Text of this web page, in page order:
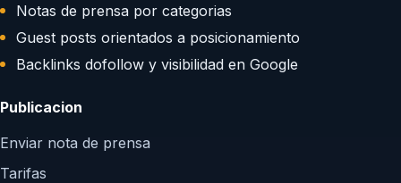
Notas de prensa por categorias
Guest posts orientados a posicionamiento
Backlinks dofollow y visibilidad en Google
Publicacion
Enviar nota de prensa
Tarifas